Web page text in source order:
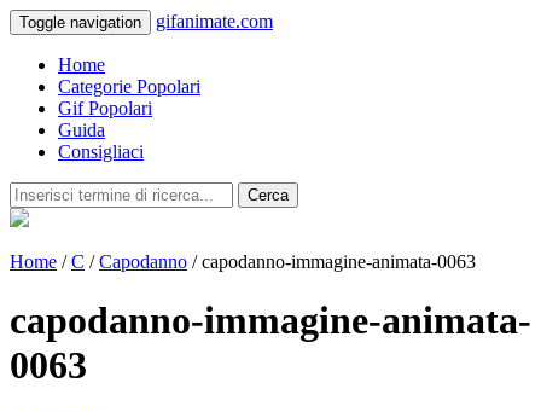
Toggle navigation gifanimate.com
Home
Categorie Popolari
Gif Popolari
Guida
Consigliaci
Cerca
Home /C /Capodanno / capodanno-immagine-animata-0063
capodanno-immagine-animata-
0063